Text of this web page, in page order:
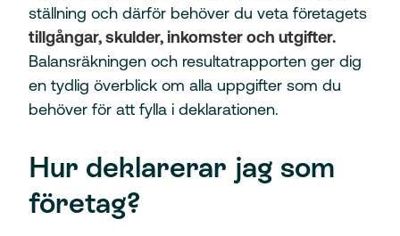
ställning och därför behöver du veta företagets
tillgångar, skulder, inkomster och utgifter.
Balansräkningen och resultatrapporten ger dig
en tydlig överblick om alla uppgifter som du
behöver för att fylla i deklarationen.
Hur deklarerar jag som
företag?